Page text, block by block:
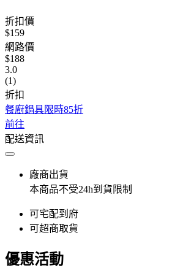
折扣價
$159
網路價
$188
3.0
(1)
折扣
餐廚鍋具限時85折
前往
配送資訊
廠商出貨
本商品不受24h到貨限制
可宅配到府
可超商取貨
優惠活動